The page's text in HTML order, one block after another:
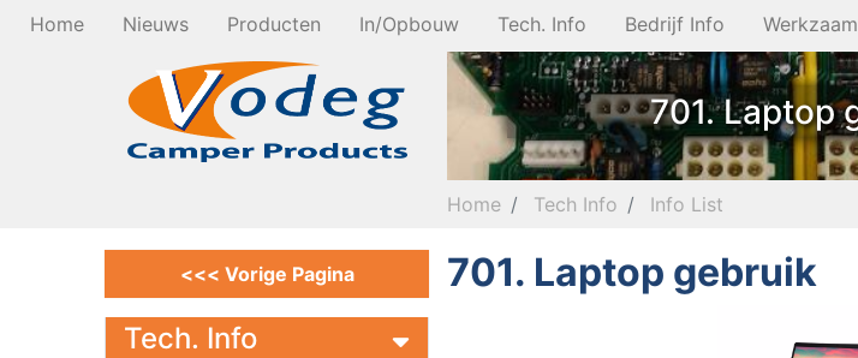
Home Nieuws Producten In/Opbouw Tech. Info Bedrijf Info
701. Laptop
Home Tech Info Info List
<<< Vorige Pagina
Tech. Info
701. Laptop gebruik